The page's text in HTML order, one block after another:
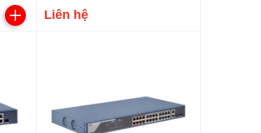
SFP, 110W)
Liên hệ